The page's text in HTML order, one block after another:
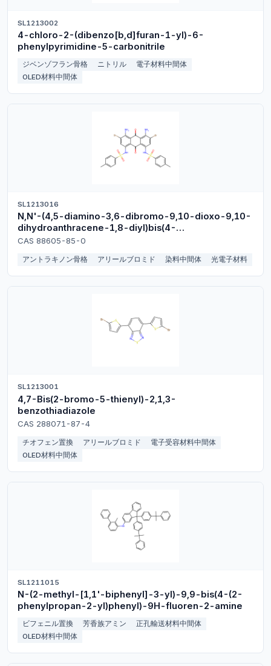
SL1213002
4-chloro-2-(dibenzo[b,d]furan-1-yl)-6-
phenylpyrimidine-5-carbonitrile
ジベンゾフラン骨格 ニトリル
電子材料中間体
OLED材料中間体
SL1213016
N,N'-(4,5-diamino-3,6-dibromo-9,10-dioxo-9,10-
dihydroanthracene-1,8-diyl)bis(4-
methylbenzenesulfonamide)
CAS 88605-85-0
アントラキノン骨格 アリールブロミド 染料中間体 光電子材料
SL1213001
4,7-Bis(2-bromo-5-thienyl)-2,1,3-
benzothiadiazole
CAS 288071-87-4
チオフェン置換 アリールブロミド
電子受容材料中間体
OLED材料中間体
SL1211015
N-(2-methyl-[1,1'-biphenyl]-3-yl)-9,9-bis(4-(2-
phenylpropan-2-yl)phenyl)-9H-fluoren-2-amine
ビフェニル置換 芳香族アミン
正孔輸送材料中間体
OLED材料中間体